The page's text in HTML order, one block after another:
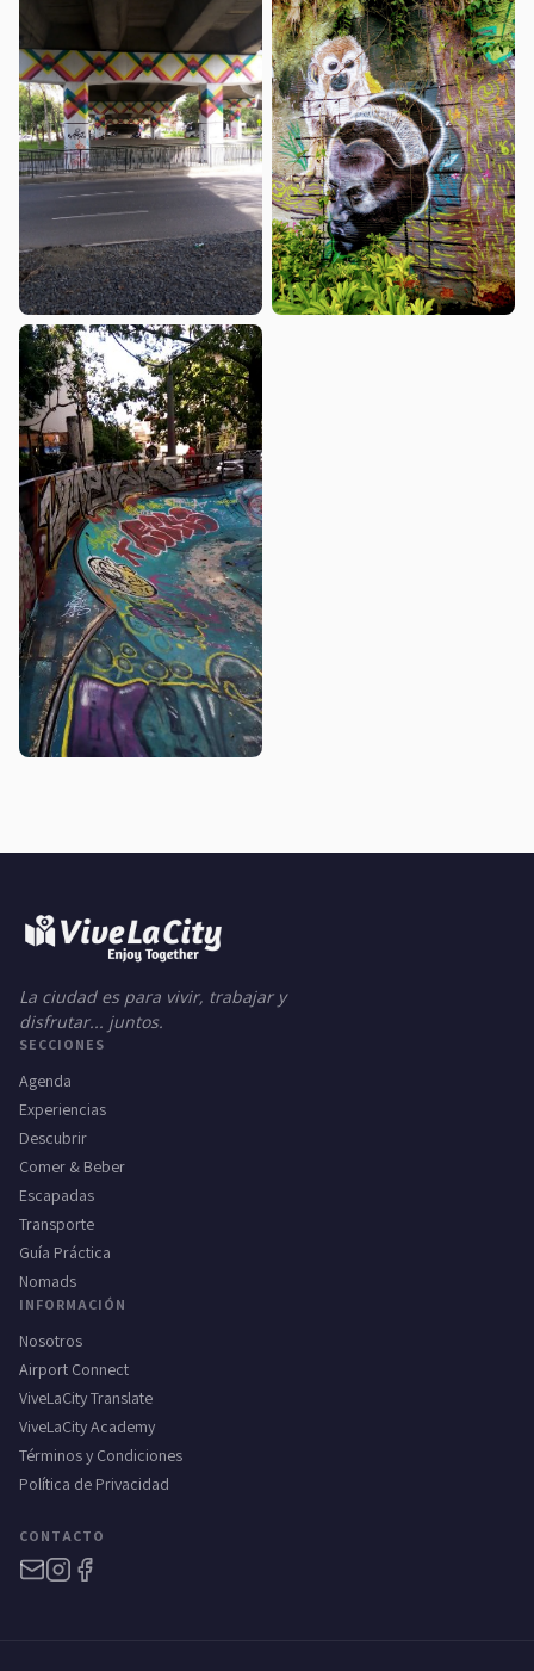
La ciudad es para vivir, trabajar y
disfrutar... juntos.
SECCIONES
Agenda
Experiencias
Descubrir
Comer & Beber
Escapadas
Transporte
Guía Práctica
Nomads
INFORMACIÓN
Nosotros
Airport Connect
ViveLaCity Translate
ViveLaCity Academy
Términos y Condiciones
Política de Privacidad
CONTACTO